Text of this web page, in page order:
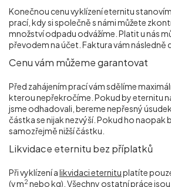
Konečnou cenu vyklízení eternitu
prací, kdy si společně s námi můžete
množství odpadu odvážíme. Platit u nás
převodem na účet. Faktura vám následně
Cenu vám můžeme garantovat
Před zahájením prací vám sdělíme
kterou nepřekročíme. Pokud by eternitu
jsme odhadovali, bereme nepřesný úsudek
částka se nijak nezvýší. Pokud ho naopak
samozřejmě nižší částku.
Likvidace eternitu bez příplatků
Při vyklízení alikvidaci eternituplatíte
(v m2 nebo kg). Všechny ostatní práce